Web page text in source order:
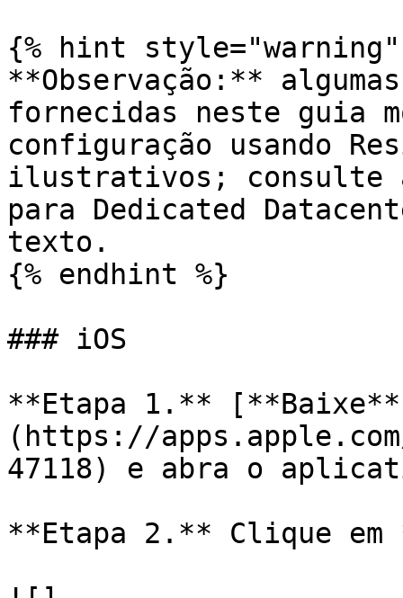
{% hint style="warning"
**Observação:**
fornecidas neste guia
configuração usando
ilustrativos; consulte
para Dedicated
texto.
{% endhint %}
### iOS
**Etapa 1.**
(https://
47118) e abra o
**Etapa 2.** Clique